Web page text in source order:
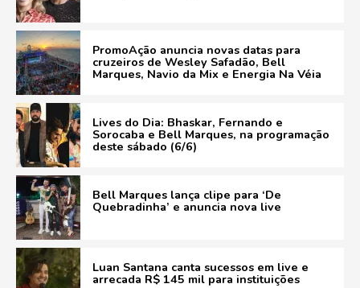
PromoAção anuncia novas datas para
cruzeiros de Wesley Safadão, Bell
Marques, Navio da Mix e Energia Na Véia
Lives do Dia: Bhaskar, Fernando e
Sorocaba e Bell Marques, na programação
deste sábado (6/6)
Bell Marques lança clipe para ‘De
Quebradinha’ e anuncia nova live
Luan Santana canta sucessos em live e
arrecada R$ 145 mil para instituições